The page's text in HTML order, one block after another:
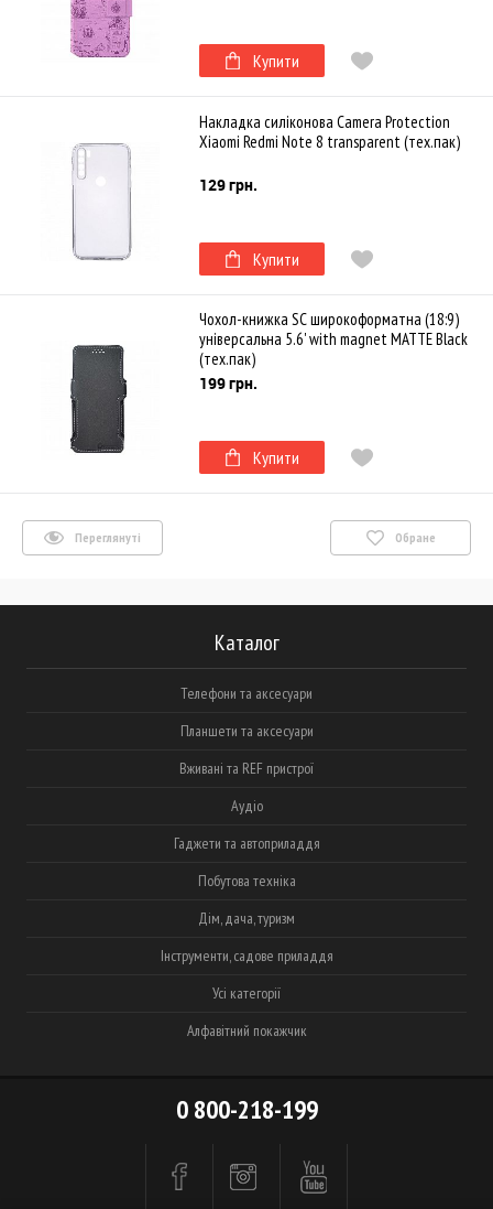
Купити
Накладка силіконова Camera Protection
Xiaomi Redmi Note 8 transparent (тех.пак)
129 грн.
Купити
Чохол-книжка SC широкоформатна (18:9)
універсальна 5.6' with magnet MATTE Black
(тех.пак)
199 грн.
Купити
Переглянуті Обране
Каталог
Телефони та аксесуари
Планшети та аксесуари
Вживані та REF пристрої
Аудіо
Гаджети та автоприладдя
Побутова техніка
Дім, дача, туризм
Інструменти, садове приладдя
Усі категорії
Алфавітний покажчик
0 800-218-199